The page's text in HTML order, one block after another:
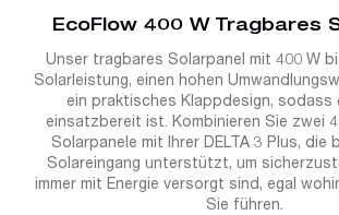
EcoFlow 400 W Tragbares
Unser tragbares Solarpanel mit 400 W
Solarleistung, einen hohen
ein praktisches Klappdesign, sodass
einsatzbereit ist. Kombinieren Sie zwei
Solarpanele mit Ihrer DELTA 3 Plus, die
Solareingang unterstützt, um
immer mit Energie versorgt sind, egal
Sie führen.